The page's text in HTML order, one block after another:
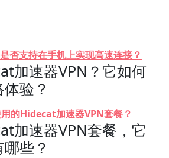
否支持在手机上实现高速连接？
加速器VPN？它如何
验？
的Hidecat加速器VPN套餐？
加速器VPN套餐，它
些？